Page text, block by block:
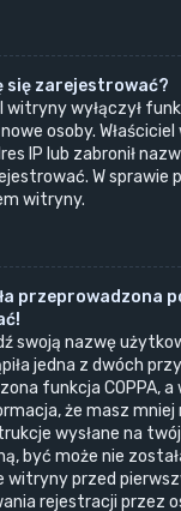
się zarejestrować?
witryny wyłączył
osoby.
IP lub zabronił
W sprawie
witryny.
przeprowadzona
swoją nazwę
jedna z dwóch
funkcja COPPA,
że masz mniej
wysłane na
być może nie
witryny przed
rejestracji przez